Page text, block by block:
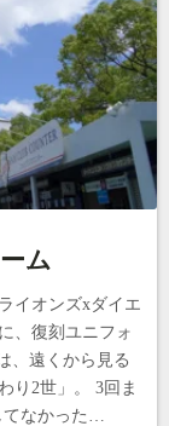
ム
イオンズxダイエ
、復刻ユニフォ
、遠くから見る
り2世」。 3回ま
てなかった…